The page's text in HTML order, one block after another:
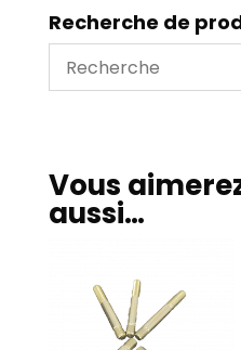
Recherche de
Vous
aussi…